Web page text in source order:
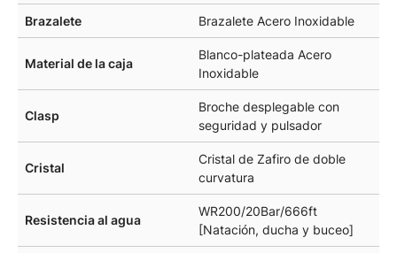
Brazalete Brazalete Acero Inoxidable
Material de la caja
Blanco-plateada Acero
Inoxidable
Clasp
Broche desplegable con
seguridad y pulsador
Cristal
Cristal de Zafiro de doble
curvatura
Resistencia al agua
WR200/20Bar/666ft
[Natación, ducha y buceo]